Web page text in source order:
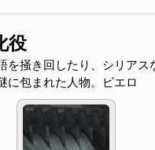
役
を掻き回したり、シリアス
に包まれた人物。ピエロ